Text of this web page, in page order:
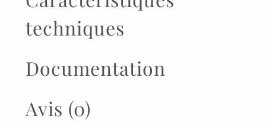
techniques
Documentation
Avis (0)